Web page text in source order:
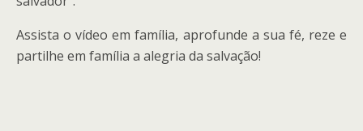
Assista o vídeo em família, aprofunde a sua fé, reze e
partilhe em família a alegria da salvação!